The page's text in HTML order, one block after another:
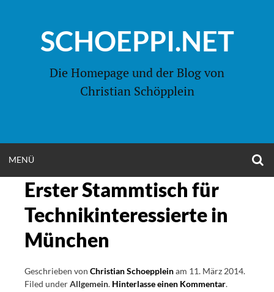
springenSCHOEPPI.NET
Die Homepage und der Blog von
Christian Schöpplein
MENÜ
MENU
Erster Stammtisch für
Technikinteressierte in
München
Geschrieben von Christian Schoeppleinam 11. März 2014.
Filed underAllgemein. Hinterlasse einen Kommentaron
.